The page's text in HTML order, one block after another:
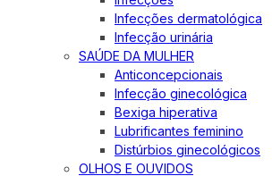
Infecções dermatológica
Infecção urinária
SAÚDE DA MULHER
Anticoncepcionais
Infecção ginecológica
Bexiga hiperativa
Lubrificantes feminino
Distúrbios ginecológicos
OLHOS E OUVIDOS